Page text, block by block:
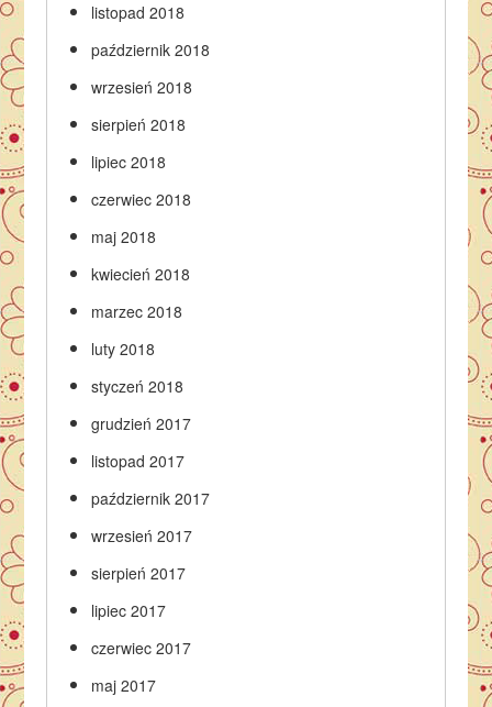
listopad 2018
październik 2018
wrzesień 2018
sierpień 2018
lipiec 2018
czerwiec 2018
maj 2018
kwiecień 2018
marzec 2018
luty 2018
styczeń 2018
grudzień 2017
listopad 2017
październik 2017
wrzesień 2017
sierpień 2017
lipiec 2017
czerwiec 2017
maj 2017